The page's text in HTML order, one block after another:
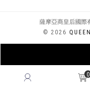
0
薩摩亞商皇后國際
© 2026